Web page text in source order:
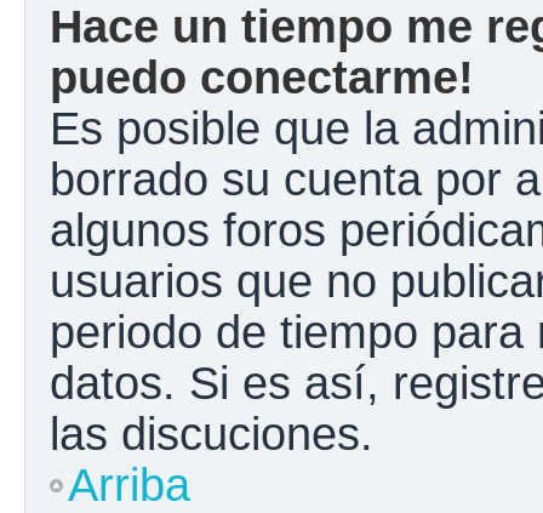
Hace un tiempo me
puedo conectarme!
Es posible que la
borrado su cuenta por
algunos foros
usuarios que no
periodo de tiempo
datos. Si es así,
las discuciones.
Arriba